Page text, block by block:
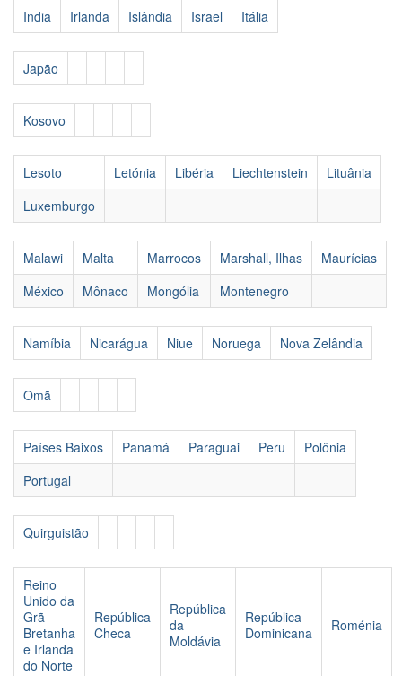
India Irlanda Islândia Israel Itália
Japão
Kosovo
Lesoto Letónia Libéria Liechtenstein
Lituânia
Luxemburgo
Malawi Malta Marrocos Marshall, Ilhas
Maurícias
México
Mônaco Mongólia Montenegro
Namíbia Nicarágua Niue Noruega Nova Zelândia
Omã
Países Baixos Panamá Paraguai Peru
Polônia
Portugal
Quirguistão
Reino
Unido da
Grã-
Bretanha
e Irlanda
do Norte
República
Checa
República
da
Moldávia
República
Dominicana
Roménia